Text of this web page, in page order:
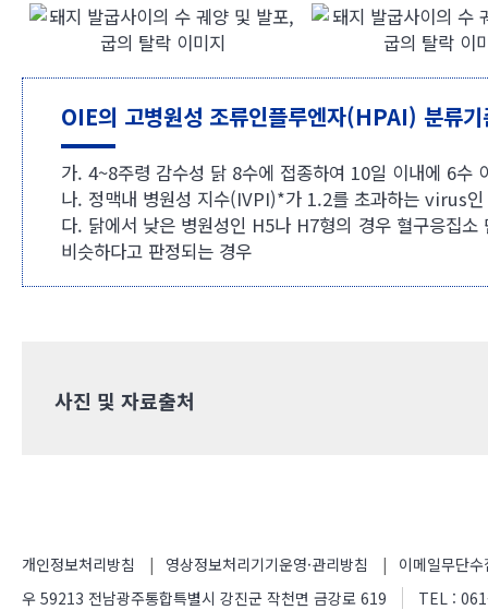
OIE의 고병원성 조류인플루엔자(HPAI) 분류기
가. 4~8주령 감수성 닭 8수에 접종하여 10일 이내에 6수
나. 정맥내 병원성 지수(IVPI)*가 1.2를 초과하는 virus인
다. 닭에서 낮은 병원성인 H5나 H7형의 경우 혈구응집
비슷하다고 판정되는 경우
사진 및 자료출처
개인정보처리방침 영상정보처리기기운영·관리방침
이메일무단
우 59213 전남광주통합특별시 강진군 작천면 금강로 619
TEL :